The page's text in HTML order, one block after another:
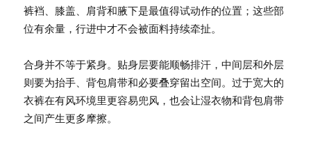
裤裆、膝盖、肩背和腋下是最值得试动作的位置；这些部
位有余量，行进中才不会被面料持续牵扯。
合身并不等于紧身。贴身层要能顺畅排汗，中间层和外层
则要为抬手、背包肩带和必要叠穿留出空间。过于宽大的
衣裤在有风环境里更容易兜风，也会让湿衣物和背包肩带
之间产生更多摩擦。